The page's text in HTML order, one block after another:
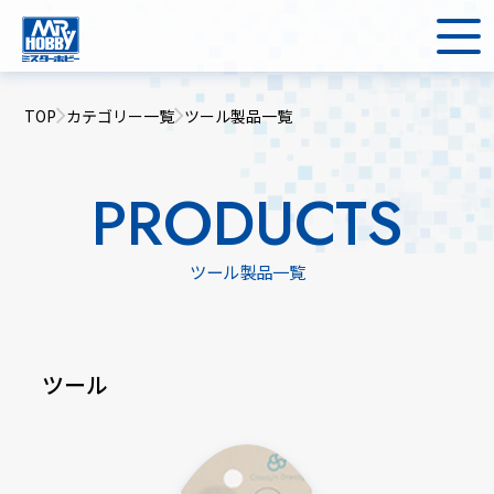
TOP カテゴリー一覧 ツール製品一覧
PRODUCTS
ツール製品一覧
ツール